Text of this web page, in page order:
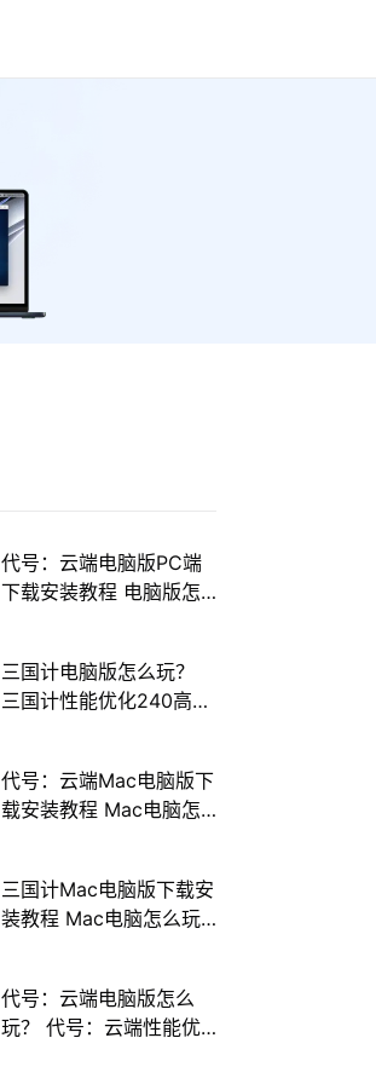
代号：云端电脑版PC端
下载安装教程 电脑版怎
三国计电脑版怎么玩？
三国计性能优化240高帧
代号：云端Mac电脑版下
载安装教程 Mac电脑怎
三国计Mac电脑版下载安
装教程 Mac电脑怎么玩
代号：云端电脑版怎么
玩？ 代号：云端性能优